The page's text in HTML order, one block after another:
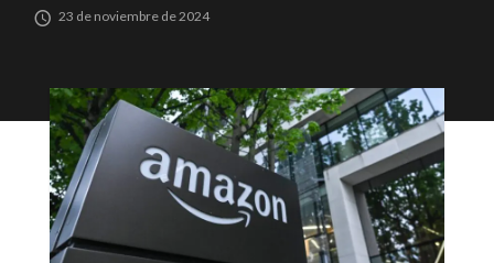
23 de noviembre de 2024